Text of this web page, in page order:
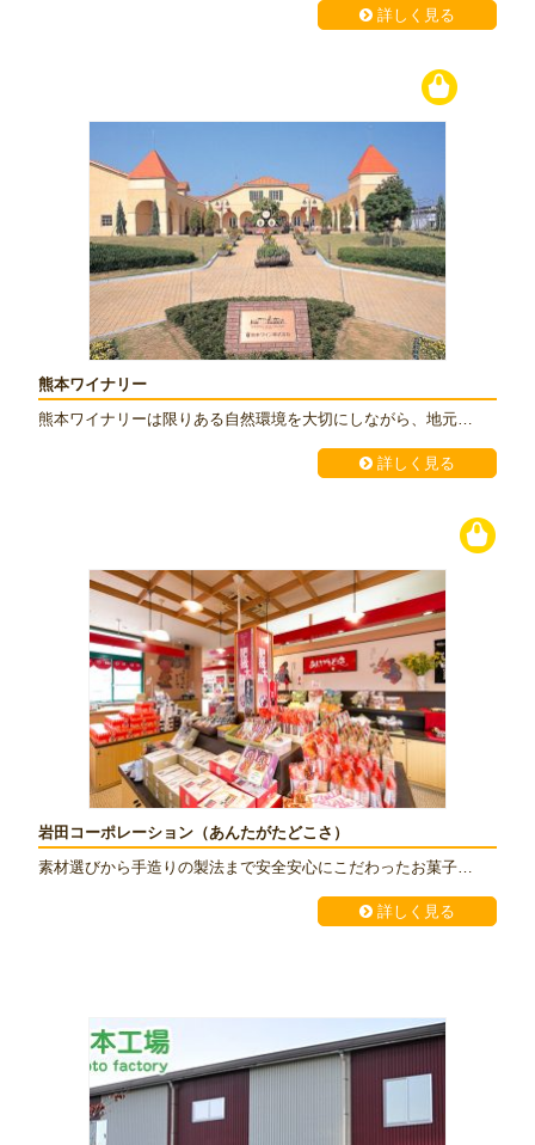
詳しく見る
熊本ワイナリー
熊本ワイナリーは限りある自然環境を大切にしながら、地元…
詳しく見る
岩田コーポレーション（あんたがたどこさ）
素材選びから手造りの製法まで安全安心にこだわったお菓子…
詳しく見る